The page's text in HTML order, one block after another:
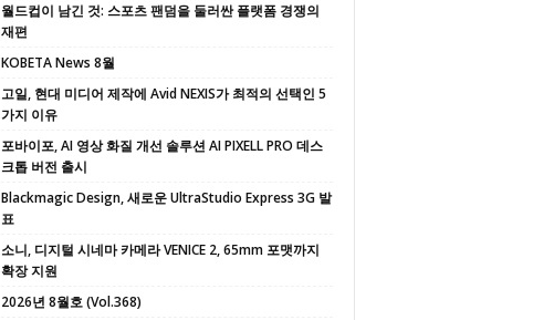
월드컵이 남긴 것: 스포츠 팬덤을 둘러싼 플랫폼 경쟁의
재편
KOBETA News 8월
고일, 현대 미디어 제작에 Avid NEXIS가 최적의 선택인 5
가지 이유
포바이포, AI 영상 화질 개선 솔루션 AI PIXELL PRO 데스
크톱 버전 출시
Blackmagic Design, 새로운 UltraStudio Express 3G 발
표
소니, 디지털 시네마 카메라 VENICE 2, 65mm 포맷까지
확장 지원
2026년 8월호 (Vol.368)